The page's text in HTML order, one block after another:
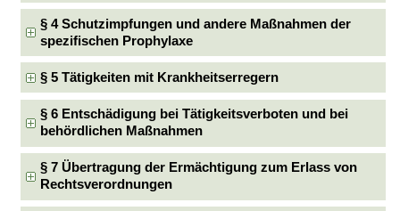
§ 4 Schutzimpfungen und andere Maßnahmen der
spezifischen Prophylaxe
§ 5 Tätigkeiten mit Krankheitserregern
§ 6 Entschädigung bei Tätigkeitsverboten und bei
behördlichen Maßnahmen
§ 7 Übertragung der Ermächtigung zum Erlass von
Rechtsverordnungen